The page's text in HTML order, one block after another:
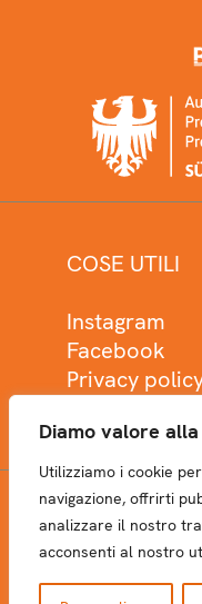
Diamo valore
Utilizziamo i cookie
navigazione, offrirti
analizzare il nostro
acconsenti al nostro
COSE UTILI
Instagram
Facebook
Privacy